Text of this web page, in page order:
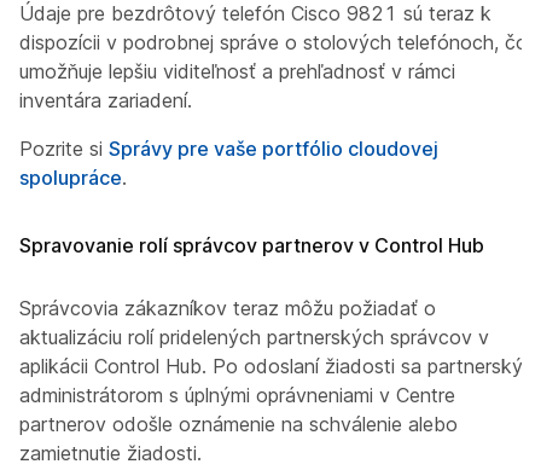
Údaje pre bezdrôtový telefón Cisco 9821 sú teraz k
dispozícii v podrobnej správe o stolových telefónoch, čo
umožňuje lepšiu viditeľnosť a prehľadnosť v rámci
inventára zariadení.
Pozrite si Správy pre vaše portfólio cloudovej
spolupráce.
Spravovanie rolí správcov partnerov v Control Hub
Správcovia zákazníkov teraz môžu požiadať o
aktualizáciu rolí pridelených partnerských správcov v
aplikácii Control Hub. Po odoslaní žiadosti sa partnerským
administrátorom s úplnými oprávneniami v Centre
partnerov odošle oznámenie na schválenie alebo
zamietnutie žiadosti.